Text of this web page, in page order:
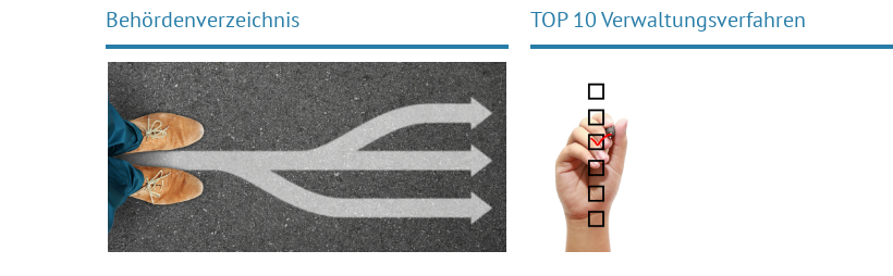
Behördenverzeichnis TOP 10 Verwaltungsverfahren